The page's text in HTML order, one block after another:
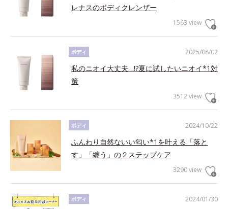
レナスのボディクレンザー
1563 view
2025/08/02
ボディ
私のニオイ大丈夫…!?夏に試したいニオイ*1対
策
3512 view
2024/10/22
ボディ
ふんわり自然ないい匂い*1を叶える「落と
す」「纏う」の２ステップケア
3290 view
2024/01/30
ボディ